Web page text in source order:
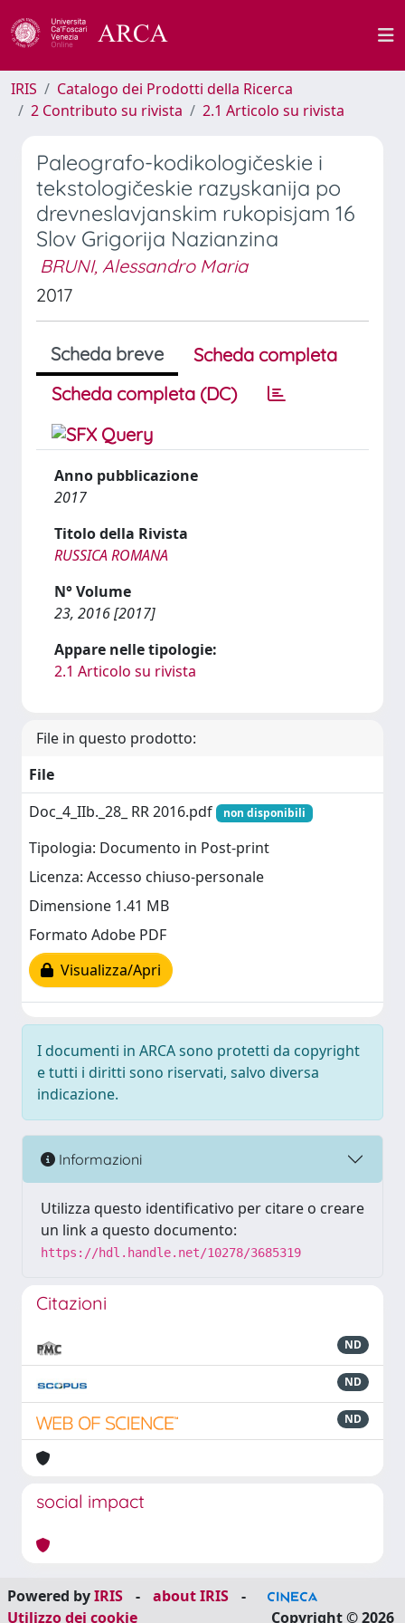
IRIS
Catalogo dei Prodotti della Ricerca
2 Contributo su rivista
2.1 Articolo su rivista
Paleografo-kodikologičeskie i
tekstologičeskie razyskanija po
drevneslavjanskim rukopisjam 16
Slov Grigorija Nazianzina
BRUNI, Alessandro Maria
2017
Scheda breve
Scheda completa
Scheda completa (DC)
Anno pubblicazione
2017
Titolo della Rivista
RUSSICA ROMANA
N° Volume
23, 2016 [2017]
Appare nelle tipologie:
2.1 Articolo su rivista
File in questo prodotto:
File
Doc_4_IIb._28_ RR 2016.pdf
non disponibili
Tipologia: Documento in Post-print
Licenza: Accesso chiuso-personale
Dimensione 1.41 MB
Formato Adobe PDF
Visualizza/Apri
I documenti in ARCA sono protetti da copyright
e tutti i diritti sono riservati, salvo diversa
indicazione.
Informazioni
Utilizza questo identificativo per citare o creare
un link a questo documento:
https://hdl.handle.net/10278/3685319
Citazioni
ND
ND
ND
social impact
Powered byIRIS - about IRIS
-
Utilizzo dei cookie
Copyright © 2026